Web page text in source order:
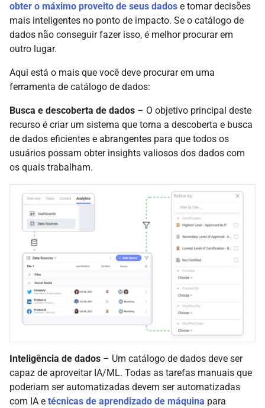
obter o máximo proveito de seus dados e tomar decisões
mais inteligentes no ponto de impacto. Se o catálogo de
dados não conseguir fazer isso, é melhor procurar em
outro lugar.
Aqui está o mais que você deve procurar em uma
ferramenta de catálogo de dados:
Busca e descoberta de dados – O objetivo principal deste
recurso é criar um sistema que torna a descoberta e busca
de dados eficientes e abrangentes para que todos os
usuários possam obter insights valiosos dos dados com
os quais trabalham.
Inteligência de dados – Um catálogo de dados deve ser
capaz de aproveitar IA/ML. Todas as tarefas manuais que
poderiam ser automatizadas devem ser automatizadas
com IA e técnicas de aprendizado de máquina para